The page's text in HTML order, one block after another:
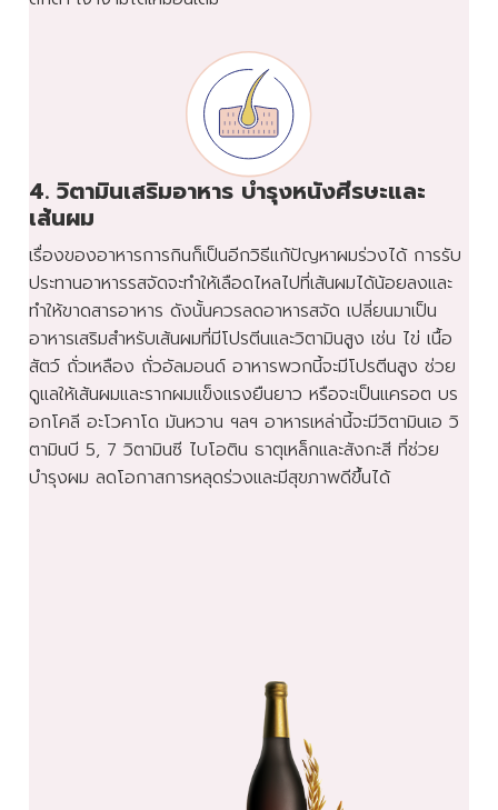
4. วิตามินเสริมอาหาร บำรุงหนังศีรษะและ
เส้นผม
เรื่องของอาหารการกินก็เป็นอีกวิธีแก้ปัญหาผมร่วงได้ การรับ
ประทานอาหารรสจัดจะทำให้เลือดไหลไปที่เส้นผมได้น้อยลงและ
ทำให้ขาดสารอาหาร ดังนั้นควรลดอาหารสจัด เปลี่ยนมาเป็น
อาหารเสริมสำหรับเส้นผมที่มีโปรตีนและวิตามินสูง เช่น ไข่ เนื้อ
สัตว์ ถั่วเหลือง ถั่วอัลมอนด์ อาหารพวกนี้จะมีโปรตีนสูง ช่วย
ดูแลให้เส้นผมและรากผมแข็งแรงยืนยาว หรือจะเป็นแครอต บร
อกโคลี อะโวคาโด มันหวาน ฯลฯ อาหารเหล่านี้จะมีวิตามินเอ วิ
ตามินบี 5, 7 วิตามินซี ไบโอติน ธาตุเหล็กและสังกะสี ที่ช่วย
บำรุงผม ลดโอกาสการหลุดร่วงและมีสุขภาพดีขึ้นได้